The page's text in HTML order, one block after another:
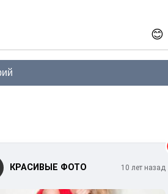
😊
КРАСИВЫЕ ФОТО 10 лет назад